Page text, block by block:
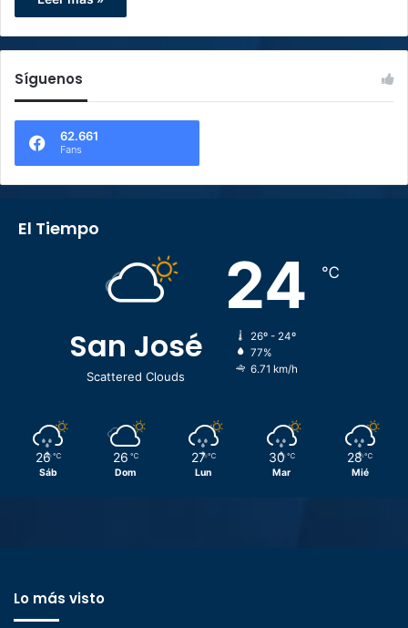
Síguenos
62.661
Fans
El Tiempo
San José
Scattered Clouds
24 ℃
26º - 24º
77%
6.71 km/h
26 ℃
Sáb
26 ℃
Dom
27 ℃
Lun
30 ℃
Mar
28 ℃
Mié
Lo más visto